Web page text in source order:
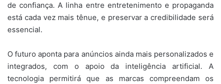
de confiança. A linha entre entretenimento e propaganda
está cada vez mais tênue, e preservar a credibilidade será
essencial.
O futuro aponta para anúncios ainda mais personalizados e
integrados, com o apoio da inteligência artificial. A
tecnologia permitirá que as marcas compreendam os